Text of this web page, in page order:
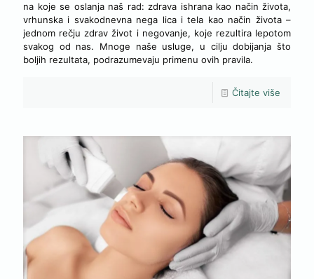
na koje se oslanja naš rad: zdrava ishrana kao način života,
vrhunska i svakodnevna nega lica i tela kao način života –
jednom rečju zdrav život i negovanje, koje rezultira lepotom
svakog od nas. Mnoge naše usluge, u cilju dobijanja što
boljih rezultata, podrazumevaju primenu ovih pravila.
Čitajte više